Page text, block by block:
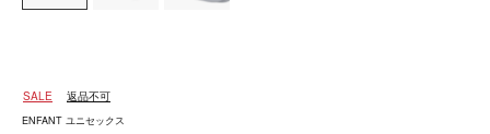
SALE 返品不可
ENFANT ユニセックス